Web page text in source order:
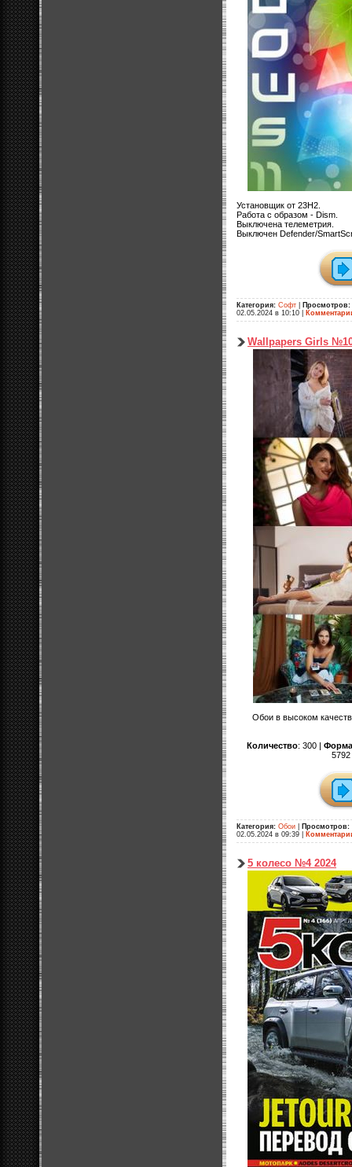
Установщик от 23H2.
Работа с образом - Dism.
Выключена телеметрия.
Выключен Defender/
Категория: Софт Просмотров:
02.05.2024 в 10:10
Wallpapers Girls
Обои в высоком
Количество: 300 |
Категория: Обои Просмотров:
02.05.2024 в 09:39
5 колесо №4 2024